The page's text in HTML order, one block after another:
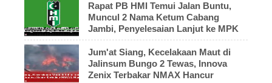
Rapat PB HMI Temui Jalan Buntu,
Muncul 2 Nama Ketum Cabang
Jambi, Penyelesaian Lanjut ke MPK
Jum'at Siang, Kecelakaan Maut di
Jalinsum Bungo 2 Tewas, Innova
Zenix Terbakar NMAX Hancur